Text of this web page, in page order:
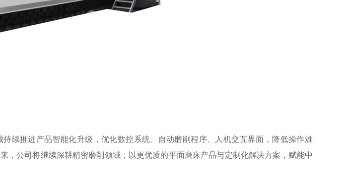
续推进产品智能化升级，优化数控系统、自动磨削程序、人机交互界面，降低操作难
公司将继续深耕精密磨削领域，以更优质的平面磨床产品与定制化解决方案，赋能中